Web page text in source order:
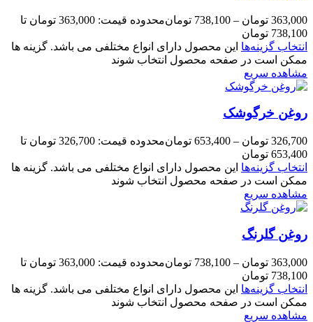
363,000 تومان –
738,100 تومان
محدوده قیمت: 363,000 تومان تا
738,100 تومان
انتخاب گزینه‌ها این محصول دارای انواع مختلفی می باشد. گزینه ها
ممکن است در صفحه محصول انتخاب شوند
مشاهده سریع
روغن خرگوشک
326,700 تومان –
653,400 تومان
محدوده قیمت: 326,700 تومان تا
653,400 تومان
انتخاب گزینه‌ها این محصول دارای انواع مختلفی می باشد. گزینه ها
ممکن است در صفحه محصول انتخاب شوند
مشاهده سریع
روغن گلرنگ
363,000 تومان –
738,100 تومان
محدوده قیمت: 363,000 تومان تا
738,100 تومان
انتخاب گزینه‌ها این محصول دارای انواع مختلفی می باشد. گزینه ها
ممکن است در صفحه محصول انتخاب شوند
مشاهده سریع